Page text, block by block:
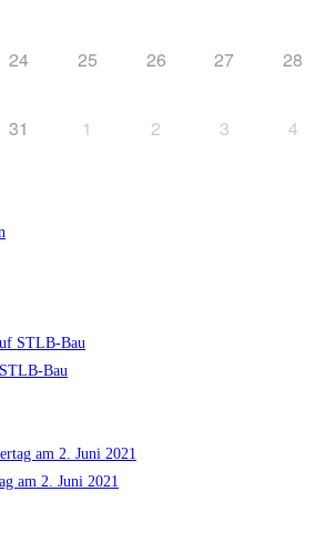
24 25 26 27 28
31 1 2 3 4
Bau
am 2. Juni 2021